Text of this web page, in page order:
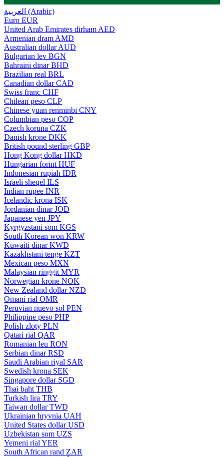
العربية (Arabic)
Euro EUR
United Arab Emirates dirham AED
Armenian dram AMD
Australian dollar AUD
Bulgarian lev BGN
Bahraini dinar BHD
Brazilian real BRL
Canadian dollar CAD
Swiss franc CHF
Chilean peso CLP
Chinese yuan renminbi CNY
Columbian peso COP
Czech koruna CZK
Danish krone DKK
British pound sterling GBP
Hong Kong dollar HKD
Hungarian forint HUF
Indonesian rupiah IDR
Israeli sheqel ILS
Indian rupee INR
Icelandic krona ISK
Jordanian dinar JOD
Japanese yen JPY
Kyrgyzstani som KGS
South Korean won KRW
Kuwaiti dinar KWD
Kazakhstani tenge KZT
Mexican peso MXN
Malaysian ringgit MYR
Norwegian krone NOK
New Zealand dollar NZD
Omani rial OMR
Peruvian nuevo sol PEN
Philippine peso PHP
Polish zloty PLN
Qatari rial QAR
Romanian leu RON
Serbian dinar RSD
Saudi Arabian riyal SAR
Swedish krona SEK
Singapore dollar SGD
Thai baht THB
Turkish lira TRY
Taiwan dollar TWD
Ukrainian hryvnia UAH
United States dollar USD
Uzbekistan som UZS
Yemeni rial YER
South African rand ZAR